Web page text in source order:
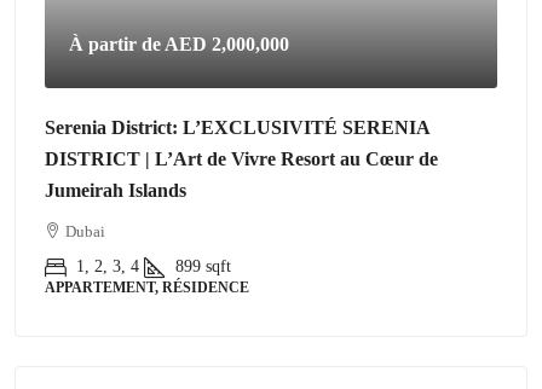
À partir de AED 2,000,000
Serenia District: L’EXCLUSIVITÉ SERENIA
DISTRICT | L’Art de Vivre Resort au Cœur de
Jumeirah Islands
Dubai
1, 2, 3, 4
899 sqft
APPARTEMENT, RÉSIDENCE